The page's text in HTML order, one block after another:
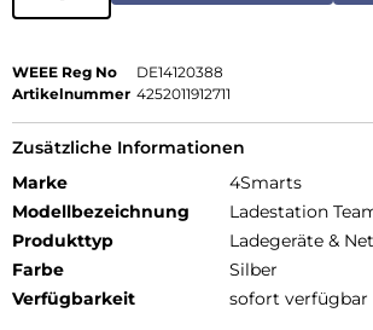
WEEE Reg No
DE14120388
Artikelnummer 4252011912711
Zusätzliche Informationen
Marke
4Smarts
Modellbezeichnung
Ladestation
Produkttyp
Ladegeräte &
Farbe
Silber
Verfügbarkeit
sofort verfügbar